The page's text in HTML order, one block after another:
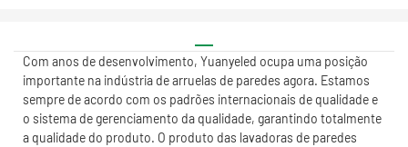
Com anos de desenvolvimento, Yuanyeled ocupa uma posição
importante na indústria de arruelas de paredes agora. Estamos
sempre de acordo com os padrões internacionais de qualidade e
o sistema de gerenciamento da qualidade, garantindo totalmente
a qualidade do produto. O produto das lavadoras de paredes